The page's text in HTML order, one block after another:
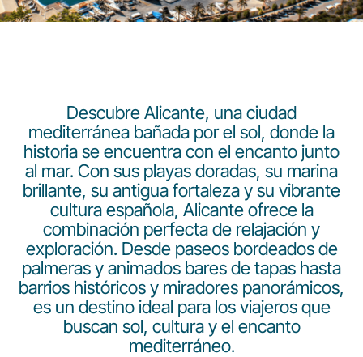
Grupo Luxair
Descubre Alicante, una ciudad
mediterránea bañada por el sol, donde la
historia se encuentra con el encanto junto
al mar. Con sus playas doradas, su marina
brillante, su antigua fortaleza y su vibrante
cultura española, Alicante ofrece la
combinación perfecta de relajación y
exploración. Desde paseos bordeados de
palmeras y animados bares de tapas hasta
barrios históricos y miradores panorámicos,
es un destino ideal para los viajeros que
buscan sol, cultura y el encanto
mediterráneo.